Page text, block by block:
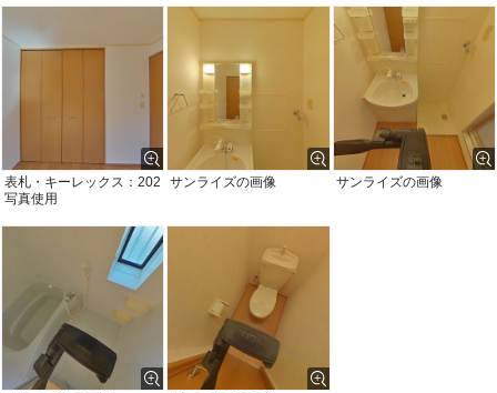
表札・キーレックス：202
写真使用
サンライズの画像 サンライズの画像